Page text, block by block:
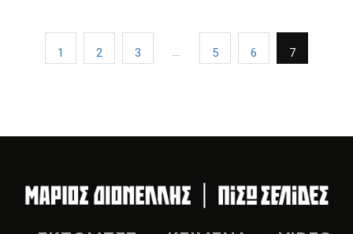
1 2 3 … 5 6 7